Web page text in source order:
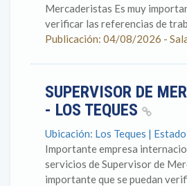
Mercaderistas Es muy
verificar las referencias de
Publicación: 04/08/2026 -
SUPERVISOR DE
- LOS TEQUES
Ubicación: Los Teques |
Importante empresa
servicios de Supervisor de
importante que se puedan